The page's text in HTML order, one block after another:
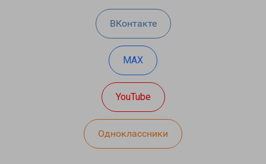
ВКонтакте
MAX
YouTube
Одноклассники